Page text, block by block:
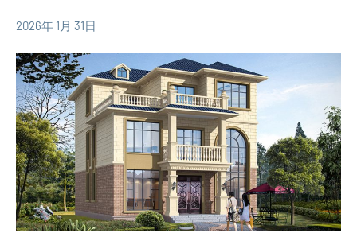
村
自
建
房
相
关
信
息
2026年 1月 31日
yacool